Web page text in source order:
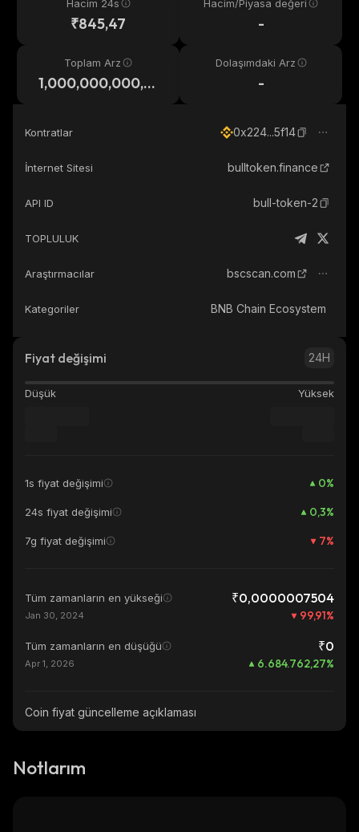
Hacim 24s
₹845,47
Hacim/Piyasa değeri
-
Toplam Arz
1,000,000,000,0
Dolaşımdaki Arz
-
Kontratlar 0x224...5f14
İnternet Sitesi bulltoken.finance
API ID bull-token-2
TOPLULUK
Araştırmacılar bscscan.com
Kategoriler BNB Chain Ecosystem
Fiyat değişimi 24H
Düşük Yüksek
1s fiyat değişimi 0%
24s fiyat değişimi 0,3%
7g fiyat değişimi 7%
Tüm zamanların en yükseği ₹0,0000007504
Jan 30, 2024 99,91%
Tüm zamanların en düşüğü ₹0
Apr 1, 2026 6.684.762,27%
Coin fiyat güncelleme açıklaması
Notlarım